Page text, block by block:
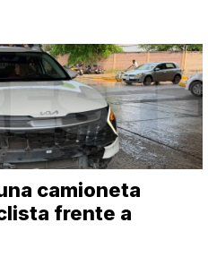
camioneta
frente a